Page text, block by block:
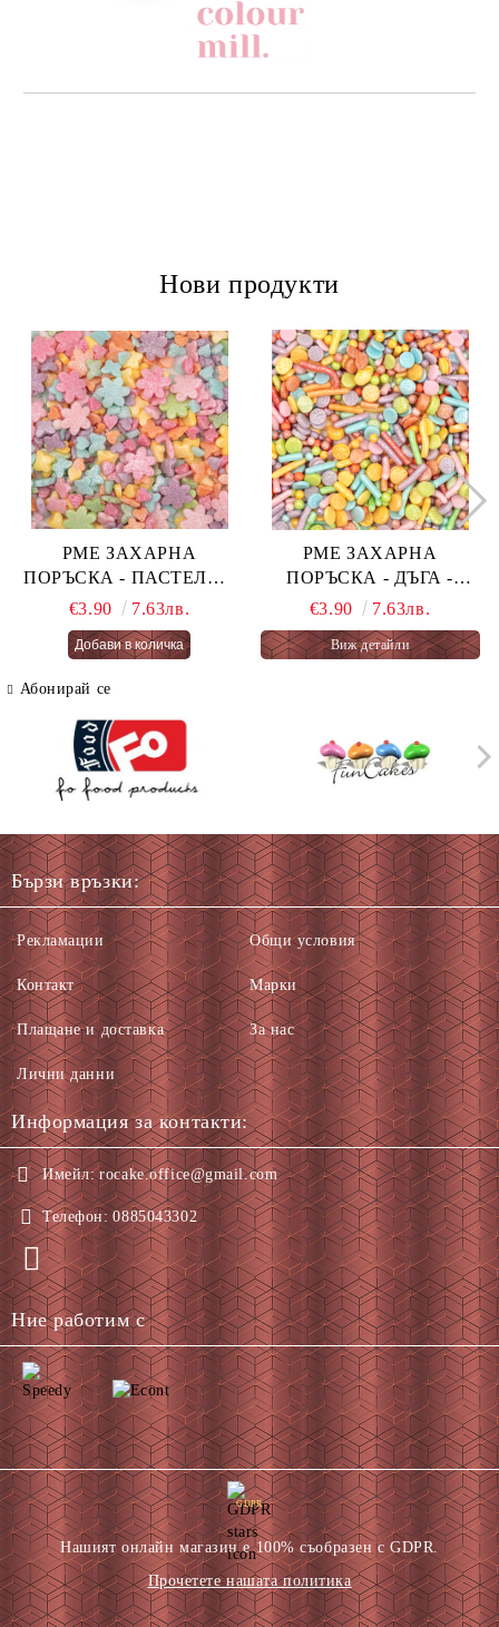
Нови продукти
PME ЗАХАРНА
ПОРЪСКА - ПАСТЕЛНА
ОГНЕНА ТОРТА -
PASTEL FAIRY CAKES
66 гр.
€3.90 7.63лв.
PME ЗАХАРНА
ПОРЪСКА - ДЪГА -
€3.90 7.63лв.
Виж детайли
Абонирай се
Бързи връзки:
Рекламации
Контакт
Плащане и доставка
Лични данни
Общи условия
Марки
За нас
Информация за контакти:
Имейл: rocake.office@gmail.com
Телефон: 0885043302
Ние работим с
GDPR
Нашият онлайн магазин е 100% съобразен с GDPR.
Прочетете нашата политика